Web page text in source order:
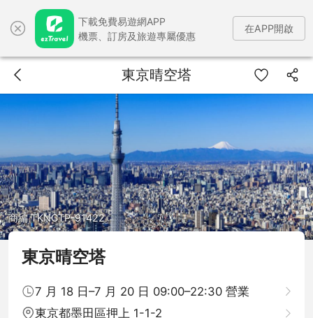
下載免費易遊網APP
機票、訂房及旅遊專屬優惠
在APP開啟
東京晴空塔
商編 TKNCTP-91422
東京晴空塔
7 月 18 日–7 月 20 日 09:00–22:30 營業
東京都墨田區押上 1-1-2